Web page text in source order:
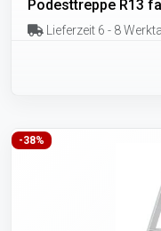
Podesttreppe R13
Lieferzeit 6 - 8
-38%